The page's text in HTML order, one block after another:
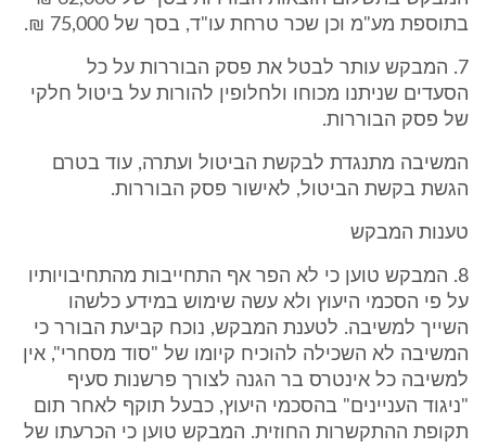
בתוספת מע"מ וכן שכר טרחת עו"ד, בסך של 75,000 ₪.
7. המבקש עותר לבטל את פסק הבוררות על כל
הסעדים שניתנו מכוחו ולחלופין להורות על ביטול חלקי
של פסק הבוררות.
המשיבה מתנגדת לבקשת הביטול ועתרה, עוד בטרם
הגשת בקשת הביטול, לאישור פסק הבוררות.
טענות המבקש
8. המבקש טוען כי לא הפר אף התחייבות מהתחיבויותיו
על פי הסכמי היעוץ ולא עשה שימוש במידע כלשהו
השייך למשיבה. לטענת המבקש, נוכח קביעת הבורר כי
המשיבה לא השכילה להוכיח קיומו של "סוד מסחרי", אין
למשיבה כל אינטרס בר הגנה לצורך פרשנות סעיף
"ניגוד העניינים" בהסכמי היעוץ, כבעל תוקף לאחר תום
תקופת ההתקשרות החוזית. המבקש טוען כי הכרעתו של